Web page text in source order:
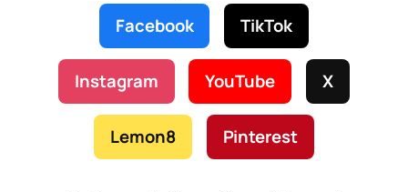
Facebook
TikTok
Instagram YouTube X
Lemon8 Pinterest